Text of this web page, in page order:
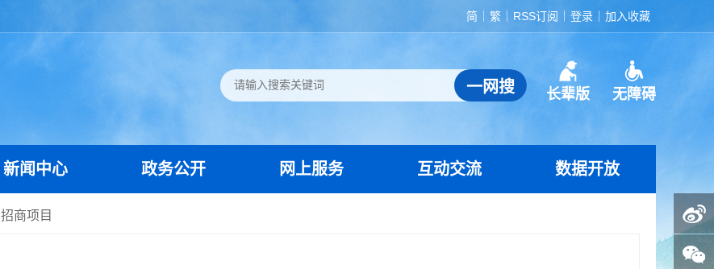
简 繁 RSS订阅 登录 加入收藏
长辈版 无障碍
新闻中心 政务公开 网上服务 互动交流 数据开放
招商项目